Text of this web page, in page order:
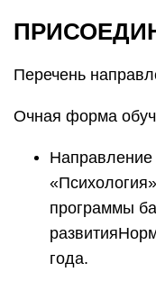
Перечень
Очная форма
Направление
программы
года.